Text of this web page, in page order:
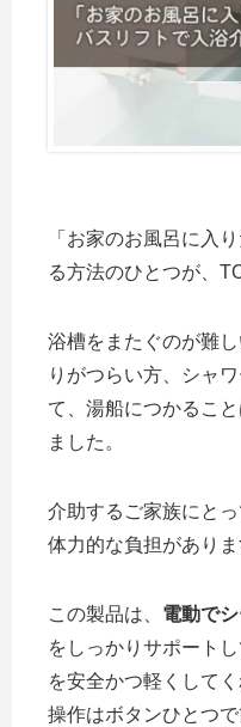
「お家のお風呂に入
る方法のひとつが、
浴槽をまたぐのが難
りがつらい方、シャ
て、湯船につかるこ
ました。
介助するご家族にと
体力的な負担がありま
この製品は、 電動で
をしっかりサポート
を安全かつ軽くしてく
操作はボタンひとつ